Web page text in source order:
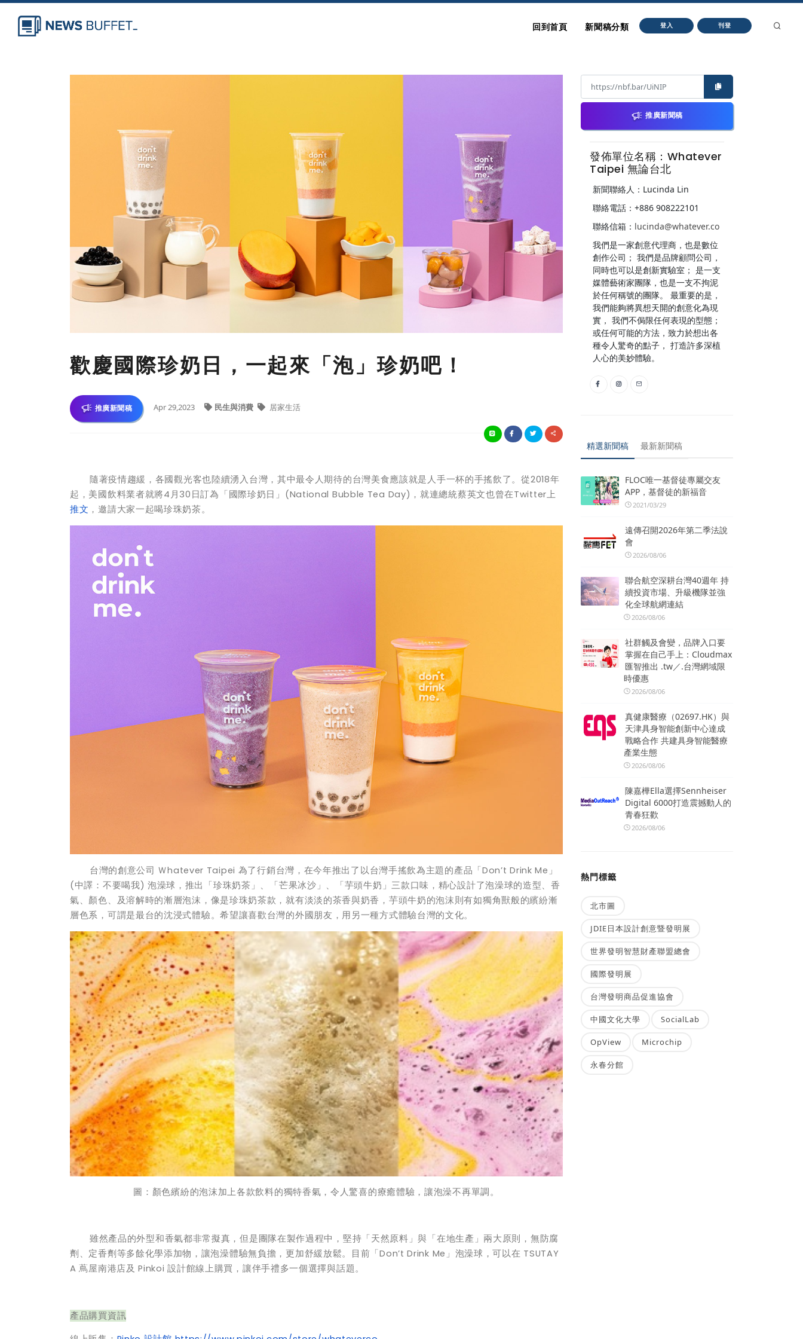
回到首頁 新聞稿分類 登入 刊登
歡慶國際珍奶日，一起來「泡」珍奶吧！
推廣新聞稿 Apr 29,2023 民生與消費 居家生活
隨著疫情趨緩，各國觀光客也陸續湧入台灣，其中最令人期待的台灣美食應該就是人手一杯的手搖飲了。從2018年
起，美國飲料業者就將4月30日訂為「國際珍奶日」(National Bubble Tea Day)，就連總統蔡英文也曾在Twitter上
推文 ，邀請大家一起喝珍珠奶茶。
台灣的創意公司 Ｗhatever Taipei 為了行銷台灣，在今年推出了以台灣手搖飲為主題的產品「Don’t Drink Me」
(中譯：不要喝我) 泡澡球，推出 「珍珠奶茶」、「芒果冰沙」、「芋頭牛奶」三款口味， 精心設計了泡澡球的造型、香
氣、顏色、及溶解時的漸層泡沫 ，像是珍珠奶茶款，就有淡淡的茶香與奶香，芋頭牛奶的泡沫則有如獨角獸般的繽紛漸
層色系，可謂是最台的沈浸式體驗。希望讓喜歡台灣的外國朋友，用另一種方式體驗台灣的文化。
圖：顏色繽紛的泡沫加上各款飲料的獨特香氣 ，令人驚喜的療癒體驗，讓泡澡不再單調。
雖然產品的外型和香氣都非常擬真，但是團隊在製作過程中，堅持「天然原料」與「在地生產」兩大原則，無防腐
劑、定香劑等多餘化學添加物，讓泡澡體驗無負擔，更加舒緩放鬆。目前「Don’t Drink Me」泡澡球，可以在 TSUTAY
A 蔦屋南港店及 Pinkoi 設計館線上購買，讓伴手禮多一個選擇與話題。
產品購買資訊
推廣新聞稿
發佈單位名稱：Whatever
Taipei 無論台北
新聞聯絡人：Lucinda Lin
聯絡電話：+886 908222101
聯絡信箱： lucinda@whatever.co
我們是一家創意代理商，也是數位
創作公司； 我們是品牌顧問公司，
同時也可以是創新實驗室； 是一支
媒體藝術家團隊，也是一支不拘泥
於任何稱號的團隊。 最重要的是，
我們能夠將異想天開的創意化為現
實， 我們不侷限任何表現的型態；
或任何可能的方法，致力於想出各
種令人驚奇的點子， 打造許多深植
人心的美妙體驗。
精選新聞稿 最新新聞稿
FLOC唯一基督徒專屬交友
APP，基督徒的新福音
2021/03/29
遠傳召開2026年第二季法說
會
2026/08/06
聯合航空深耕台灣40週年 持
續投資市場、升級機隊並強
化全球航網連結
2026/08/06
社群觸及會變，品牌入口要
掌握在自己手上：Cloudmax
匯智推出 .tw／.台灣網域限
時優惠
2026/08/06
真健康醫療（02697.HK）與
天津具身智能創新中心達成
戰略合作 共建具身智能醫療
產業生態
2026/08/06
陳嘉樺Ella選擇Sennheiser
Digital 6000打造震撼動人的
青春狂歡
2026/08/06
熱門標籤
北市圖
JDIE日本設計創意暨發明展
世界發明智慧財產聯盟總會
國際發明展
台灣發明商品促進協會
中國文化大學 SocialLab
OpView Microchip
永春分館